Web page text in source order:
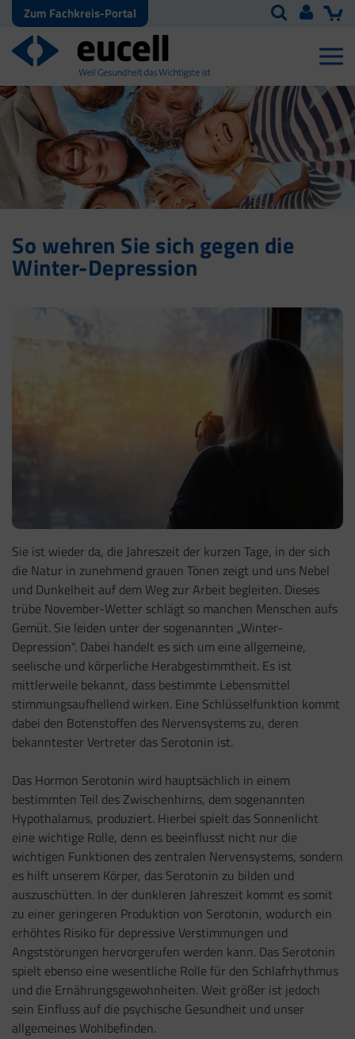
Zum Fachkreis-Portal
So wehren Sie sich gegen die
Winter-Depression
Sie ist wieder da, die Jahreszeit der kurzen Tage, in der sich
die Natur in zunehmend grauen Tönen zeigt und uns Nebel
und Dunkelheit auf dem Weg zur Arbeit begleiten. Dieses
trübe November-Wetter schlägt so manchen Menschen aufs
Gemüt. Sie leiden unter der sogenannten „Winter-
Depression“. Dabei handelt es sich um eine allgemeine,
seelische und körperliche Herabgestimmtheit. Es ist
mittlerweile bekannt, dass bestimmte Lebensmittel
stimmungsaufhellend wirken. Eine Schlüsselfunktion kommt
dabei den Botenstoffen des Nervensystems zu, deren
bekanntester Vertreter das Serotonin ist.
Das Hormon Serotonin wird hauptsächlich in einem
bestimmten Teil des Zwischenhirns, dem sogenannten
Hypothalamus, produziert. Hierbei spielt das Sonnenlicht
eine wichtige Rolle, denn es beeinflusst nicht nur die
wichtigen Funktionen des zentralen Nervensystems, sondern
es hilft unserem Körper, das Serotonin zu bilden und
auszuschütten. In der dunkleren Jahreszeit kommt es somit
zu einer geringeren Produktion von Serotonin, wodurch ein
erhöhtes Risiko für depressive Verstimmungen und
Angststörungen hervorgerufen werden kann. Das Serotonin
spielt ebenso eine wesentliche Rolle für den Schlafrhythmus
und die Ernährungsgewohnheiten. Weit größer ist jedoch
sein Einfluss auf die psychische Gesundheit und unser
allgemeines Wohlbefinden.